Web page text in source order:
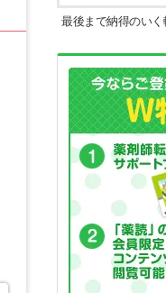
最後まで納得のいく